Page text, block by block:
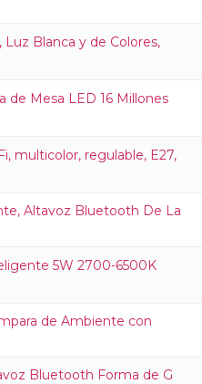
Blanca y de Colores,
de Mesa LED 16 Millones
multicolor, regulable, E27,
Altavoz Bluetooth De La
5W 2700-6500K
de Ambiente con
Bluetooth Forma de G